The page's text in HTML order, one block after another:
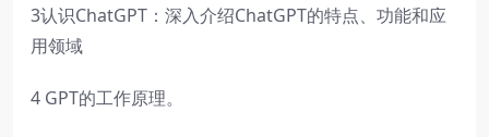
3认识ChatGPT：深入介绍ChatGPT的特点、功能和应
用领域
4 GPT的工作原理。